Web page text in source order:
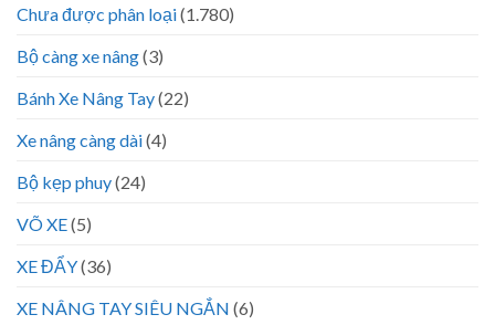
Chưa được phân loại(1.780)
Bộ càng xe nâng(3)
Bánh Xe Nâng Tay(22)
Xe nâng càng dài(4)
Bộ kẹp phuy(24)
VÕ XE(5)
XE ĐẨY(36)
XE NÂNG TAY SIÊU NGẮN (6)